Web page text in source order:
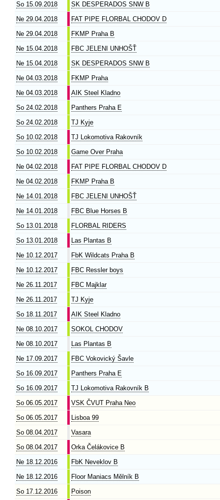
So 15.09.2018
SK DESPERADOS SNW B
Ne 29.04.2018
FAT PIPE FLORBAL CHODOV D
Ne 29.04.2018
FKMP Praha B
Ne 15.04.2018
FBC JELENI UNHOŠŤ
Ne 15.04.2018
SK DESPERADOS SNW B
Ne 04.03.2018
FKMP Praha
Ne 04.03.2018
AIK Steel Kladno
So 24.02.2018
Panthers Praha E
So 24.02.2018
TJ Kyje
So 10.02.2018
TJ Lokomotiva Rakovník
So 10.02.2018
Game Over Praha
Ne 04.02.2018
FAT PIPE FLORBAL CHODOV D
Ne 04.02.2018
FKMP Praha B
Ne 14.01.2018
FBC JELENI UNHOŠŤ
Ne 14.01.2018
FBC Blue Horses B
So 13.01.2018
FLORBAL RIDERS
So 13.01.2018
Las Plantas B
Ne 10.12.2017
FbK Wildcats Praha B
Ne 10.12.2017
FBC Ressler boys
Ne 26.11.2017
FBC Majklar
Ne 26.11.2017
TJ Kyje
So 18.11.2017
AIK Steel Kladno
Ne 08.10.2017
SOKOL CHODOV
Ne 08.10.2017
Las Plantas B
Ne 17.09.2017
FBC Vokovický Šavle
So 16.09.2017
Panthers Praha E
So 16.09.2017
TJ Lokomotiva Rakovník B
So 06.05.2017
VSK ČVUT Praha Neo
So 06.05.2017
Lisboa 99
So 08.04.2017
Vasara
So 08.04.2017
Orka Čelákovice B
Ne 18.12.2016
FbK Neveklov B
Ne 18.12.2016
Floor Maniacs Mělník B
So 17.12.2016
Poison